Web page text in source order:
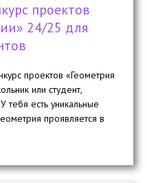
проектов
24/25 для
проектов «Геометрия
или студент,
есть уникальные
проявляется в